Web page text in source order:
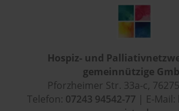
Hospiz- und
gemeinnützige
Pforzheimer Str. 33a-c,
Telefon: 07243 94542-77 | E-Mail: